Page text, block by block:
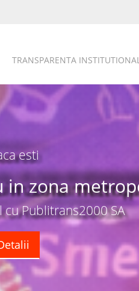
TRANSPARENTA
Titluri de